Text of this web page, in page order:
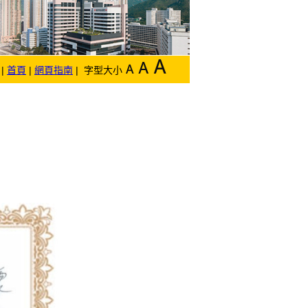
| 首頁 | 網頁指南 | 字型大小